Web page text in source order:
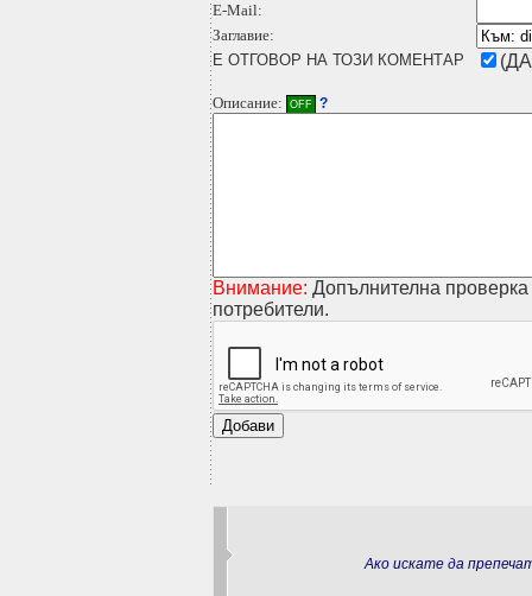
E-Mail:
Заглавие:
Е ОТГОВОР НА ТОЗИ КОМЕНТАР
Описание: OFF ?
Внимание: Допълнителна
потребители.
Ако искате да